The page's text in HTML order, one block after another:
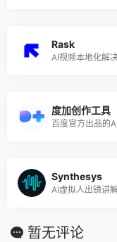
Rask
AI视频本地化解
度加创作工具
百度官方出品的
Synthesys
AI虚拟人出镜讲
暂无评论